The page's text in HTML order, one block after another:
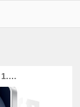
2599元起的骁龙8 Gen 2，魅族21 Note发布：1.5K天马直屏+1/1.56型主摄